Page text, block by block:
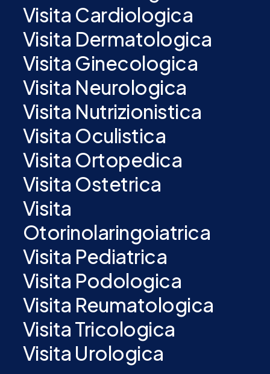
Visita Cardiologica
Visita Dermatologica
Visita Ginecologica
Visita Neurologica
Visita Nutrizionistica
Visita Oculistica
Visita Ortopedica
Visita Ostetrica
Visita
Otorinolaringoiatrica
Visita Pediatrica
Visita Podologica
Visita Reumatologica
Visita Tricologica
Visita Urologica